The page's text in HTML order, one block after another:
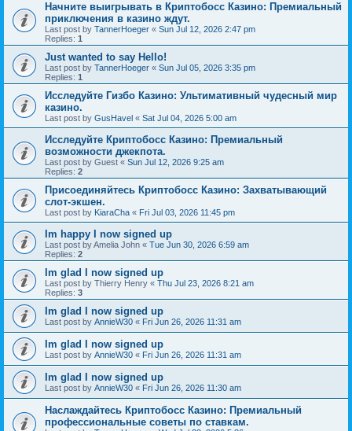
Начните выигрывать в Криптобосс Казино: Премиальный
приключения в казино ждут.
Last post by TannerHoeger « Sun Jul 12, 2026 2:47 pm
Replies: 1
Just wanted to say Hello!
Last post by TannerHoeger « Sun Jul 05, 2026 3:35 pm
Replies: 1
Исследуйте Гизбо Казино: Ультимативный чудесный мир
казино.
Last post by GusHavel « Sat Jul 04, 2026 5:00 am
Исследуйте Криптобосс Казино: Премиальный
возможности джекпота.
Last post by Guest « Sun Jul 12, 2026 9:25 am
Replies: 2
Присоединяйтесь Криптобосс Казино: Захватывающий
слот-экшен.
Last post by KiaraCha « Fri Jul 03, 2026 11:45 pm
Im happy I now signed up
Last post byAmelia John « Tue Jun 30, 2026 6:59 am
Replies: 2
Im glad I now signed up
Last post by Thierry Henry « Thu Jul 23, 2026 8:21 am
Replies: 3
Im glad I now signed up
Last post by AnnieW30 « Fri Jun 26, 2026 11:31 am
Im glad I now signed up
Last post by AnnieW30 « Fri Jun 26, 2026 11:31 am
Im glad I now signed up
Last post by AnnieW30 « Fri Jun 26, 2026 11:30 am
Наслаждайтесь Криптобосс Казино: Премиальный
профессиональные советы по ставкам.